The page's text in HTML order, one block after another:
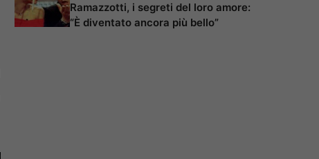
Ramazzotti, i segreti del loro amore:
“È diventato ancora più bello”